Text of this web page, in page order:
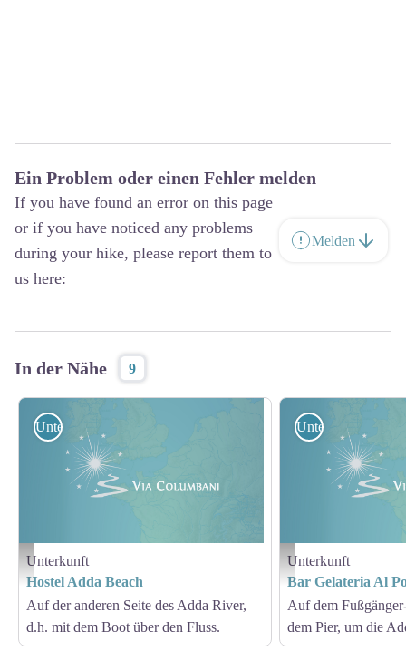
Ein Problem oder einen Fehler melden
If you have found an error on this page
or if you have noticed any problems
during your hike, please report them to
us here:
Melden
In der Nähe 9
Hostello Adda Beach
Unterkunft
Unterkunft
Hostel Adda Beach
Auf der anderen Seite des Adda River,
d.h. mit dem Boot über den Fluss.
Bar Al Porto
Unterkunft
Unterkunft
Bar Gelateria Al
Auf dem
dem Pier, um die